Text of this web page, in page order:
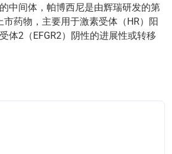
中间体，帕博西尼是由辉瑞研发的第
药物，主要用于激素受体（HR）阳
体2（EFGR2）阴性的进展性或转移